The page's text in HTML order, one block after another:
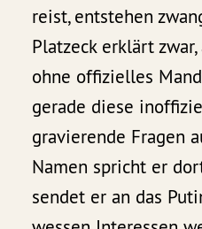
reist, entstehen
Platzeck erklärt
ohne offizielles
gerade diese
gravierende Fragen
Namen spricht er
sendet er an das